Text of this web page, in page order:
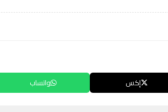
إكس واتساب